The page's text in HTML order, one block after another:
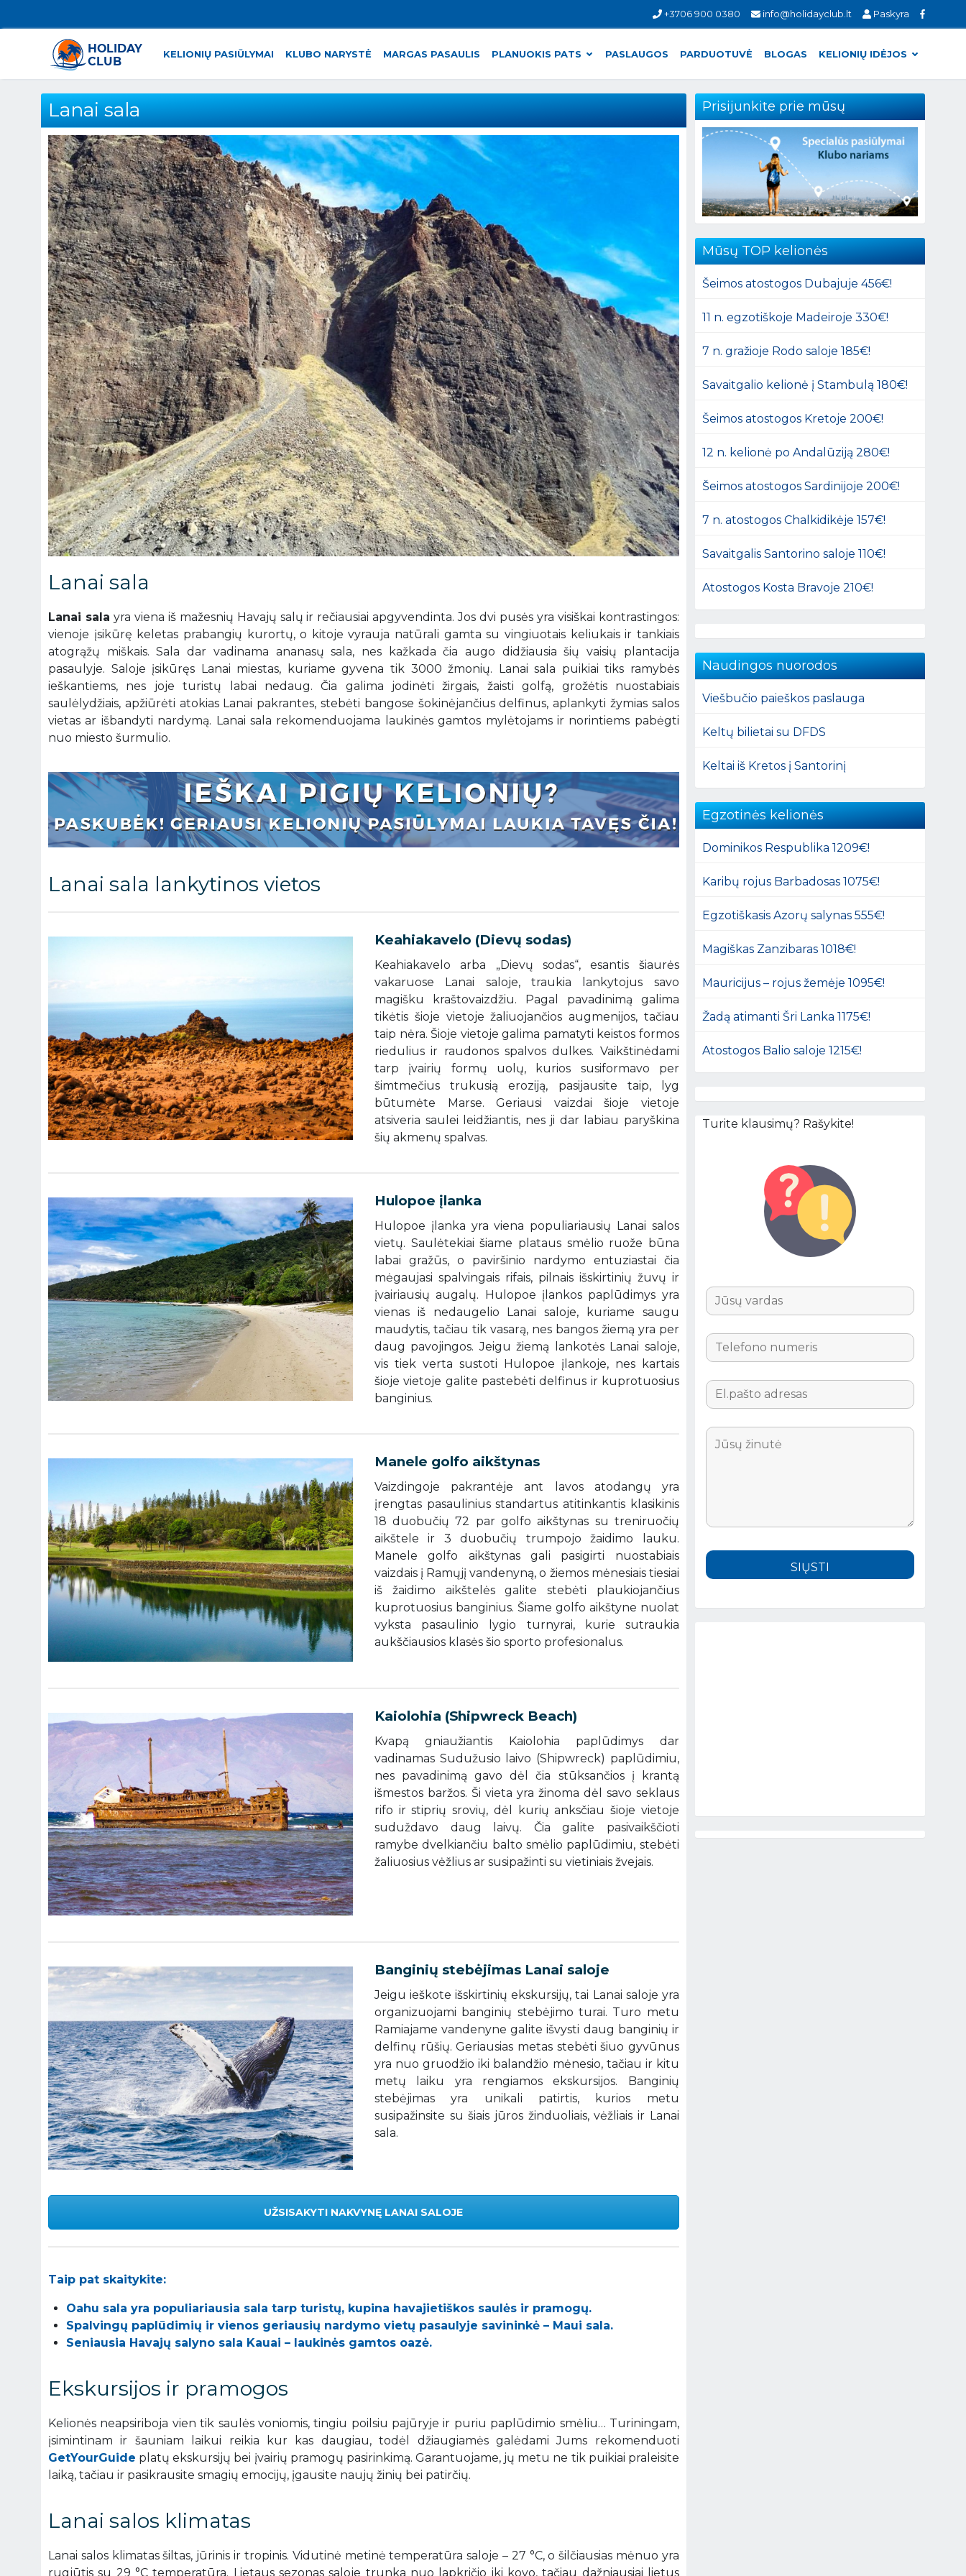
+3706 900 0380 info@holidayclub.lt Paskyra
KELIONIŲ PASIŪLYMAI KLUBO NARYSTĖ MARGAS PASAULIS PLANUOKIS PATS PASLAUGOS PARDUOTUVĖ BLOGAS KELIONIŲ IDĖJOS
Lanai sala
Lanai sala
Lanai sala yra viena iš mažesnių Havajų salų ir rečiausiai apgyvendinta. Jos dvi pusės yra visiškai kontrastingos:
vienoje įsikūrę keletas prabangių kurortų, o kitoje vyrauja natūrali gamta su vingiuotais keliukais ir tankiais
atogrąžų miškais. Sala dar vadinama ananasų sala, nes kažkada čia augo didžiausia šių vaisių plantacija
pasaulyje. Saloje įsikūręs Lanai miestas, kuriame gyvena tik 3000 žmonių. Lanai sala puikiai tiks ramybės
ieškantiems, nes joje turistų labai nedaug. Čia galima jodinėti žirgais, žaisti golfą, grožėtis nuostabiais
saulėlydžiais, apžiūrėti atokias Lanai pakrantes, stebėti bangose šokinėjančius delfinus, aplankyti žymias salos
vietas ar išbandyti nardymą. Lanai sala rekomenduojama laukinės gamtos mylėtojams ir norintiems pabėgti
nuo miesto šurmulio.
Lanai sala lankytinos vietos
Keahiakavelo (Dievų sodas)
Keahiakavelo arba „Dievų sodas“, esantis šiaurės
vakaruose Lanai saloje, traukia lankytojus savo
magišku kraštovaizdžiu. Pagal pavadinimą galima
tikėtis šioje vietoje žaliuojančios augmenijos, tačiau
taip nėra. Šioje vietoje galima pamatyti keistos formos
riedulius ir raudonos spalvos dulkes. Vaikštinėdami
tarp įvairių formų uolų, kurios susiformavo per
šimtmečius trukusią eroziją, pasijausite taip, lyg
būtumėte Marse. Geriausi vaizdai šioje vietoje
atsiveria saulei leidžiantis, nes ji dar labiau paryškina
šių akmenų spalvas.
Hulopoe įlanka
Hulopoe įlanka yra viena populiariausių Lanai salos
vietų. Saulėtekiai šiame plataus smėlio ruože būna
labai gražūs, o paviršinio nardymo entuziastai čia
mėgaujasi spalvingais rifais, pilnais išskirtinių žuvų ir
įvairiausių augalų. Hulopoe įlankos paplūdimys yra
vienas iš nedaugelio Lanai saloje, kuriame saugu
maudytis, tačiau tik vasarą, nes bangos žiemą yra per
daug pavojingos. Jeigu žiemą lankotės Lanai saloje,
vis tiek verta sustoti Hulopoe įlankoje, nes kartais
šioje vietoje galite pastebėti delfinus ir kuprotuosius
banginius.
Manele golfo aikštynas
Vaizdingoje pakrantėje ant lavos atodangų yra
įrengtas pasaulinius standartus atitinkantis klasikinis
18 duobučių 72 par golfo aikštynas su treniruočių
aikštele ir 3 duobučių trumpojo žaidimo lauku.
Manele golfo aikštynas gali pasigirti nuostabiais
vaizdais į Ramųjį vandenyną, o žiemos mėnesiais tiesiai
iš žaidimo aikštelės galite stebėti plaukiojančius
kuprotuosius banginius. Šiame golfo aikštyne nuolat
vyksta pasaulinio lygio turnyrai, kurie sutraukia
aukščiausios klasės šio sporto profesionalus.
Kaiolohia (Shipwreck Beach)
Kvapą gniaužiantis Kaiolohia paplūdimys dar
vadinamas Sudužusio laivo (Shipwreck) paplūdimiu,
nes pavadinimą gavo dėl čia stūksančios į krantą
išmestos baržos. Ši vieta yra žinoma dėl savo seklaus
rifo ir stiprių srovių, dėl kurių anksčiau šioje vietoje
suduždavo daug laivų. Čia galite pasivaikščioti
ramybe dvelkiančiu balto smėlio paplūdimiu, stebėti
žaliuosius vėžlius ar susipažinti su vietiniais žvejais.
Banginių stebėjimas Lanai saloje
Jeigu ieškote išskirtinių ekskursijų, tai Lanai saloje yra
organizuojami banginių stebėjimo turai. Turo metu
Ramiajame vandenyne galite išvysti daug banginių ir
delfinų rūšių. Geriausias metas stebėti šiuo gyvūnus
yra nuo gruodžio iki balandžio mėnesio, tačiau ir kitu
metų laiku yra rengiamos ekskursijos. Banginių
stebėjimas yra unikali patirtis, kurios metu
susipažinsite su šiais jūros žinduoliais, vėžliais ir Lanai
sala.
UŽSISAKYTI NAKVYNĘ LANAI SALOJE
Taip pat skaitykite:
Oahu sala yra populiariausia sala tarp turistų, kupina havajietiškos saulės ir pramogų.
Spalvingų paplūdimių ir vienos geriausių nardymo vietų pasaulyje savininkė – Maui sala.
Seniausia Havajų salyno sala Kauai – laukinės gamtos oazė.
Ekskursijos ir pramogos
Kelionės neapsiriboja vien tik saulės voniomis, tingiu poilsiu pajūryje ir puriu paplūdimio smėliu… Turiningam,
įsimintinam ir šauniam laikui reikia kur kas daugiau, todėl džiaugiamės galėdami Jums rekomenduoti
GetYourGuide platų ekskursijų bei įvairių pramogų pasirinkimą. Garantuojame, jų metu ne tik puikiai praleisite
laiką, tačiau ir pasikrausite smagių emocijų, įgausite naujų žinių bei patirčių.
Lanai salos klimatas
Lanai salos klimatas šiltas, jūrinis ir tropinis. Vidutinė metinė temperatūra saloje – 27 °C, o šilčiausias mėnuo yra
rugjūtis su 29 °C temperatūra. Lietaus sezonas saloje trunka nuo lapkričio iki kovo, tačiau dažniausiai lietus
Prisijunkite prie mūsų
Mūsų TOP kelionės
Šeimos atostogos Dubajuje 456€!
11 n. egzotiškoje Madeiroje 330€!
7 n. gražioje Rodo saloje 185€!
Savaitgalio kelionė į Stambulą 180€!
Šeimos atostogos Kretoje 200€!
12 n. kelionė po Andalūziją 280€!
Šeimos atostogos Sardinijoje 200€!
7 n. atostogos Chalkidikėje 157€!
Savaitgalis Santorino saloje 110€!
Atostogos Kosta Bravoje 210€!
Naudingos nuorodos
Viešbučio paieškos paslauga
Keltų bilietai su DFDS
Keltai iš Kretos į Santorinį
Egzotinės kelionės
Dominikos Respublika 1209€!
Karibų rojus Barbadosas 1075€!
Egzotiškasis Azorų salynas 555€!
Magiškas Zanzibaras 1018€!
Mauricijus – rojus žemėje 1095€!
Žadą atimanti Šri Lanka 1175€!
Atostogos Balio saloje 1215€!
Turite klausimų? Rašykite!